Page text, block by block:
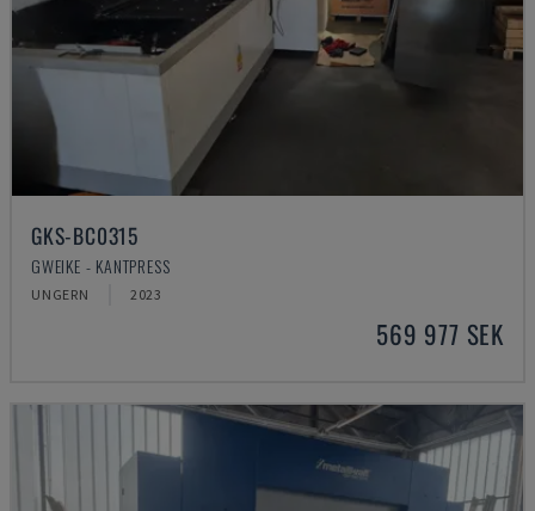
GKS-BC0315
GWEIKE - KANTPRESS
UNGERN 2023
569 977 SEK